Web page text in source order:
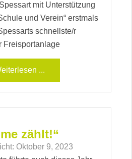
mit Unterstützung
und Verein“ erstmals
schnellste/r
Freisportanlage
...
zählt!“
Oktober 9, 2023